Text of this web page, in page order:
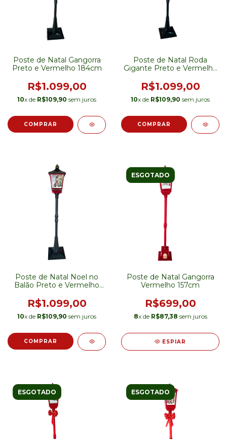
Poste de Natal Gangorra
Preto e Vermelho 184cm
R$1.099,00
10x de R$109,90 sem juros
Poste de Natal Roda
Gigante Preto e Vermelho
R$1.099,00
10x de R$109,90 sem juros
Poste de Natal Noel no
Balão Preto e Vermelho
R$1.099,00
10x de R$109,90 sem juros
ESGOTADO
Poste de Natal Gangorra
Vermelho 157cm
R$699,00
8x de R$87,38 sem juros
ESPIAR
ESGOTADO ESGOTADO